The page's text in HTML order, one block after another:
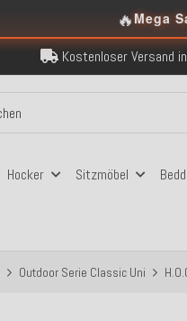
🔥Mega
Kostenloser Versand
Über 120.000
Sicher
Hocker Sitzmöbel
Outdoor Serie Classic Uni